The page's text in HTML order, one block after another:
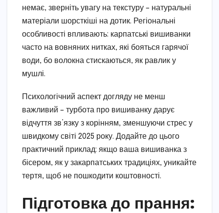
немає, зверніть увагу на текстуру – натуральні
матеріали шорсткіші на дотик. Регіональні
особливості впливають: карпатські вишиванки
часто на вовняних нитках, які бояться гарячої
води, бо волокна стискаються, як равлик у
мушлі.
Психологічний аспект догляду не менш
важливий – турбота про вишиванку дарує
відчуття зв’язку з корінням, зменшуючи стрес у
швидкому світі 2025 року. Додайте до цього
практичний приклад: якщо ваша вишиванка з
бісером, як у закарпатських традиціях, уникайте
тертя, щоб не пошкодити коштовності.
Підготовка до прання: